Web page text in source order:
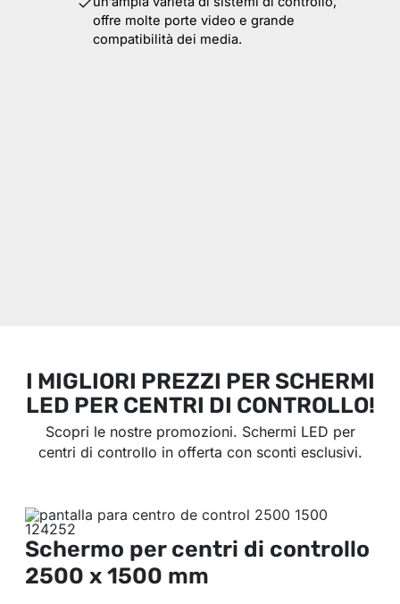
offre molte porte video e grande
compatibilità dei media.
I MIGLIORI PREZZI PER SCHERMI
LED PER CENTRI DI CONTROLLO!
Scopri le nostre promozioni. Schermi LED per
centri di controllo in offerta con sconti esclusivi.
Schermo per centri di controllo
2500 x 1500 mm